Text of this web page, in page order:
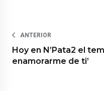
ANTERIOR
Hoy en N’Pata2 el
enamorarme de ti’